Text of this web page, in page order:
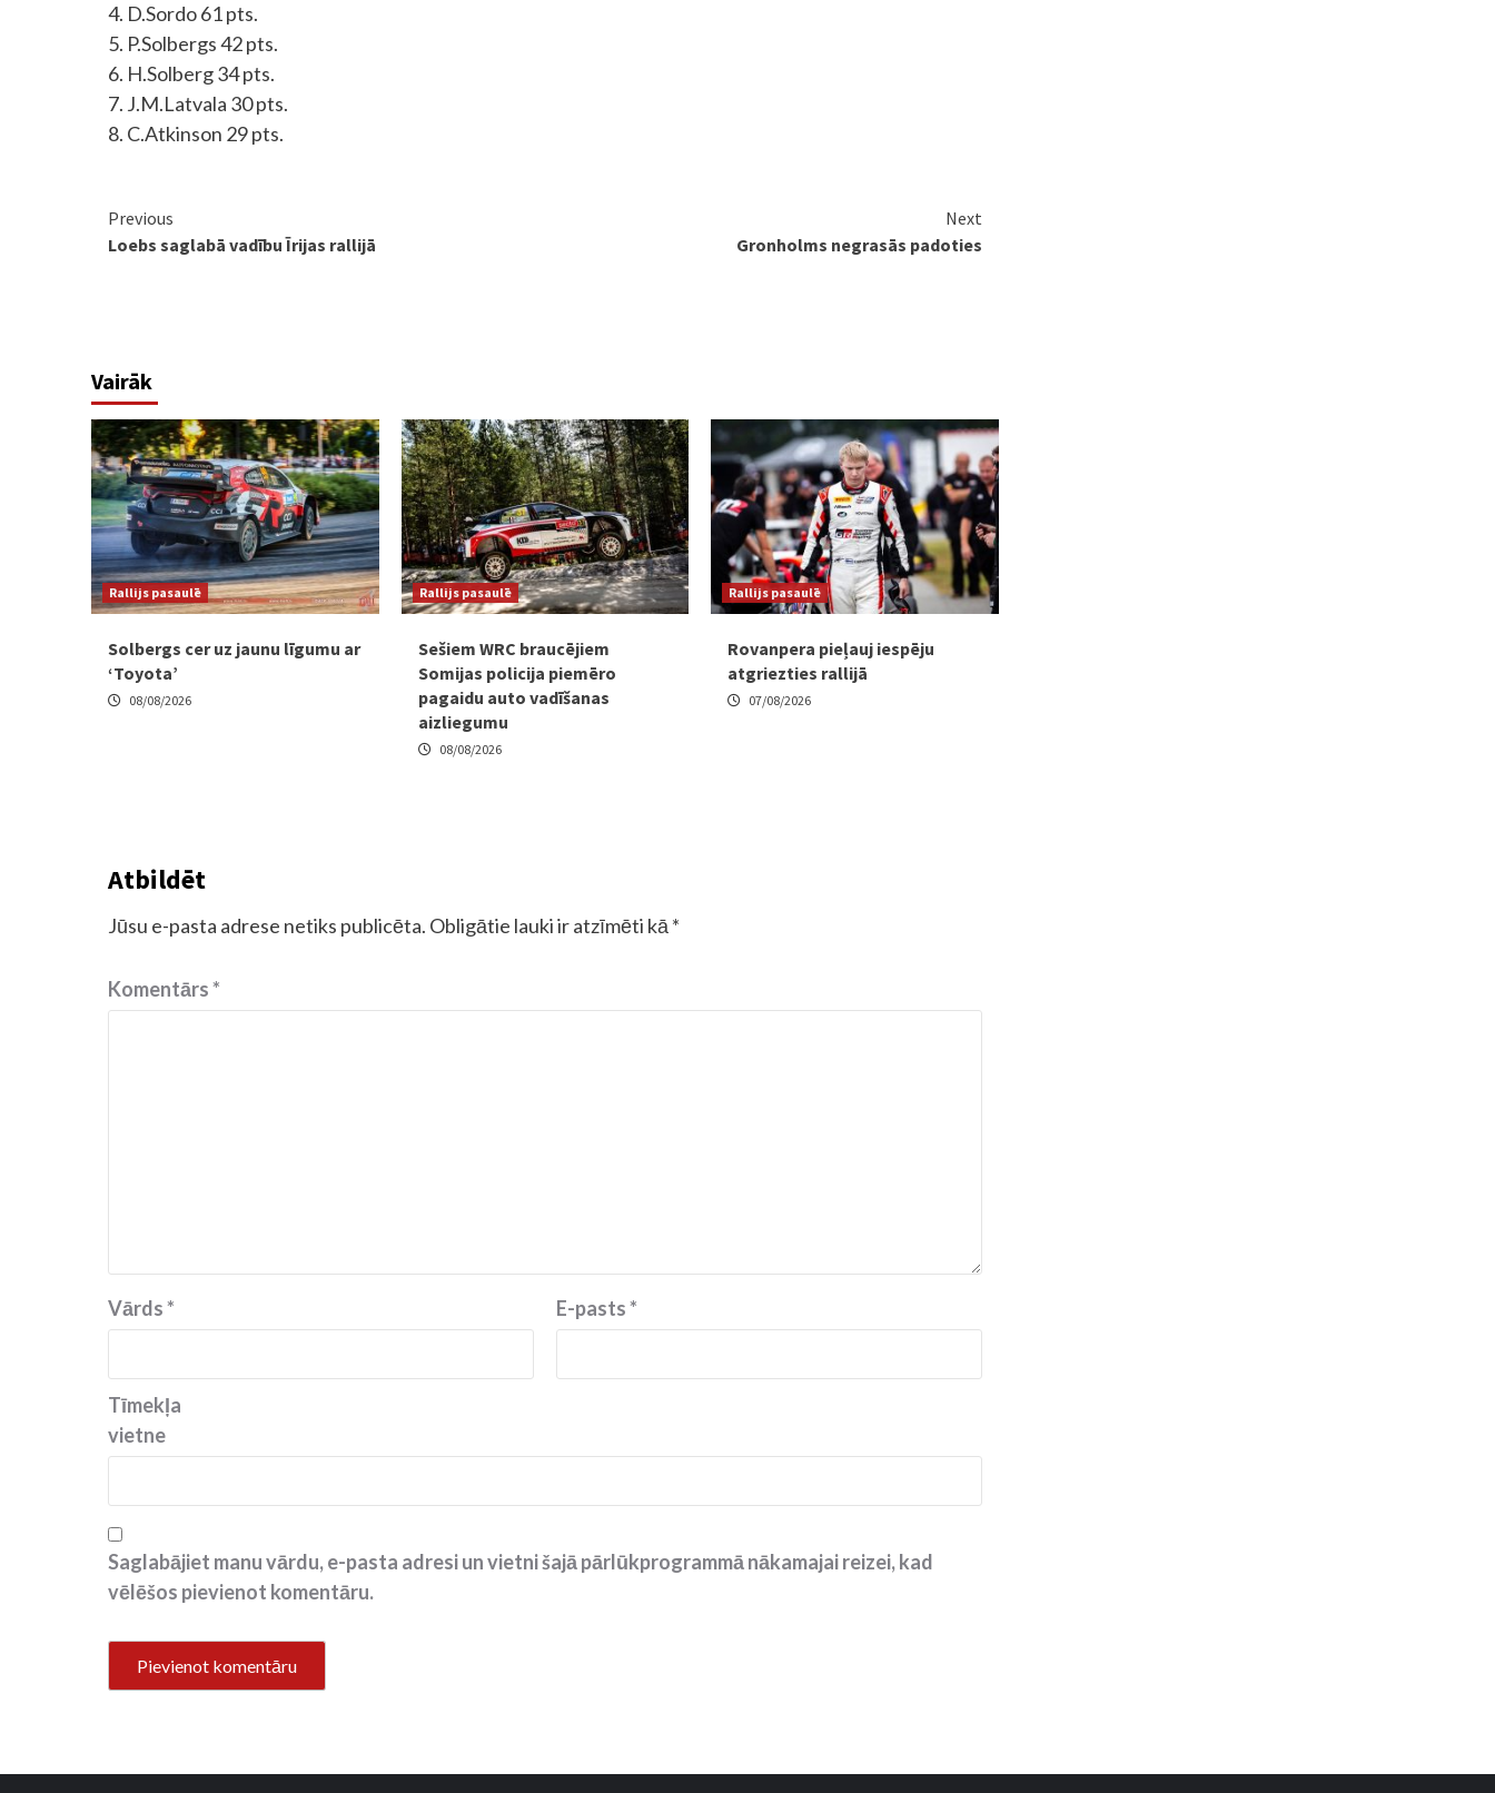
4. D.Sordo 61 pts.
5. P.Solbergs 42 pts.
6. H.Solberg 34 pts.
7. J.M.Latvala 30 pts.
8. C.Atkinson 29 pts.
Continue
Reading
Previous
Loebs saglabā vadību Īrijas rallijā
Next
Gronholms negrasās padoties
Vairāk
Rallijs pasaulē
Solbergs cer uz jaunu līgumu ar
‘Toyota’
08/08/2026
Rallijs pasaulē
Sešiem WRC braucējiem
Somijas policija piemēro
pagaidu auto vadīšanas
aizliegumu
08/08/2026
Rallijs pasaulē
Rovanpera pieļauj iespēju
atgriezties rallijā
07/08/2026
Atbildēt
Jūsu e-pasta adrese netiks publicēta. Obligātie lauki ir atzīmēti kā *
Komentārs*
Vārds* E-pasts*
Tīmekļa
vietne
Saglabājiet manu vārdu, e-pasta adresi un vietni šajā pārlūkprogrammā nākamajai reizei, kad
vēlēšos pievienot komentāru.